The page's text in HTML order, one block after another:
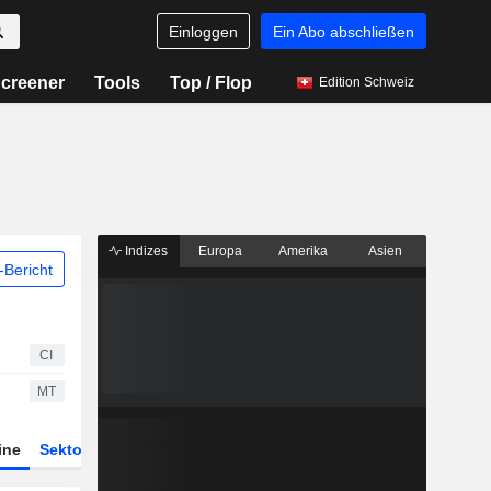
Einloggen Ein Abo abschließen
Tools Top / Flop Edition Schweiz
Bericht
CI
MT
Sektor
Indizes Europa Amerika Asien